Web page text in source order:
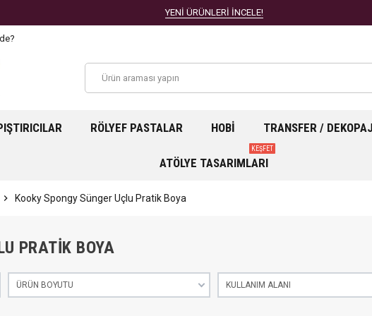
YENİ ÜRÜNLERİ İNCELE!
RÖLYEF PASTALAR HOBI TRANSFER / DEKOPAJ
ATÖLYE TASARIMLARI
KEŞFET
chevron_right Kooky Spongy Sünger Uçlu Pratik Boya
PRATIK BOYA
ÜRÜN BOYUTU KULLANIM ALANI